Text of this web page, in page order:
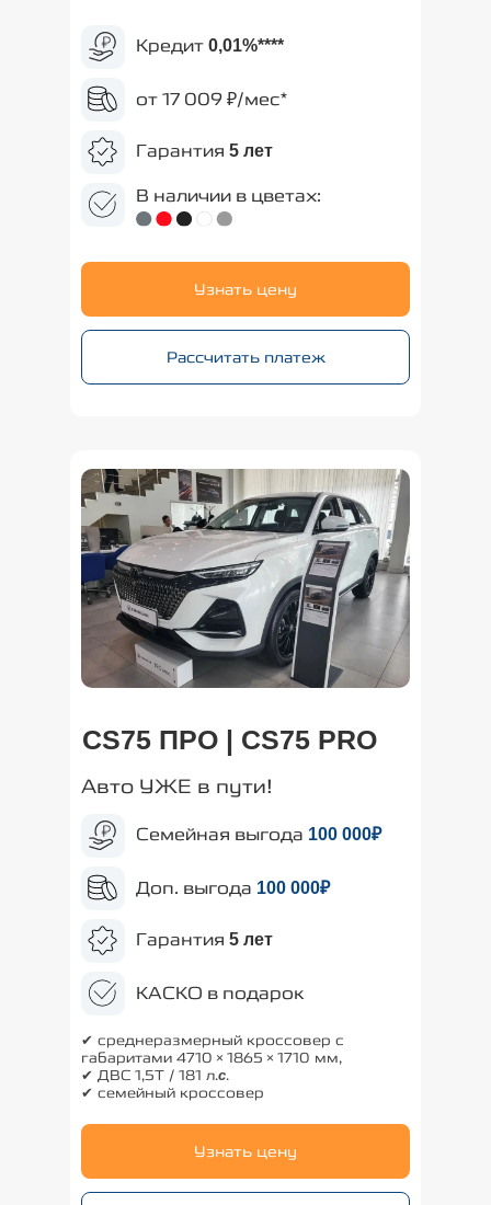
Рассчитать платеж
Кредит 0,01%****
Узнать цену
от 17 009 ₽/мес*
Гарантия 5 лет
В наличии в цветах:
Семейная выгода 100 000₽
Доп. выгода 100 000₽
Гарантия 5 лет
КАСКО в подарок
CS75 ПРО | CS75 PRO
Узнать цену
Авто УЖЕ в пути!
✔ среднеразмерный кроссовер с
габаритами 4710×1865×1710 мм,
✔ ДВС 1,5Т / 181 л.с.
✔ семейный кроссовер